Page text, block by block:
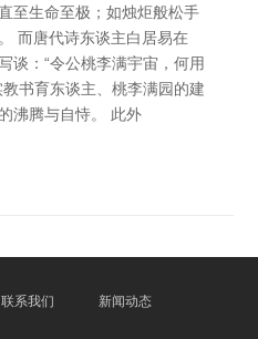
至生命至极；如烛炬般松手
而唐代诗东谈主白居易在
谈：“令公桃李满宇宙，何用
书育东谈主、桃李满园的建
沸腾与自恃。 此外
联系我们 新闻动态